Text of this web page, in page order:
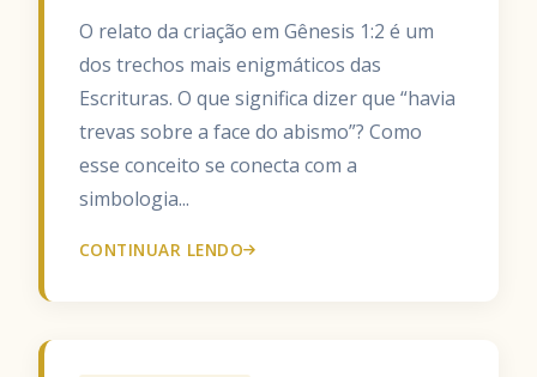
O relato da criação em Gênesis 1:2 é um
dos trechos mais enigmáticos das
Escrituras. O que significa dizer que “havia
trevas sobre a face do abismo”? Como
esse conceito se conecta com a
simbologia...
CONTINUAR LENDO